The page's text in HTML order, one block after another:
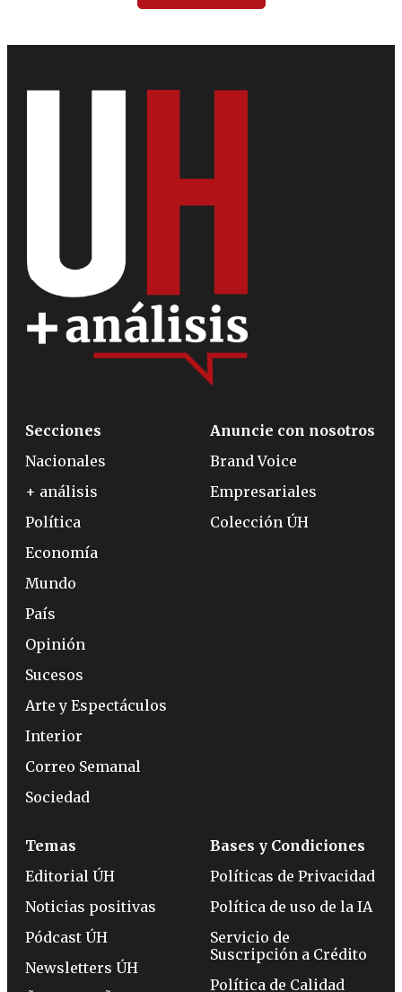
Secciones
Nacionales
+ análisis
Política
Economía
Mundo
País
Opinión
Sucesos
Arte y Espectáculos
Interior
Correo Semanal
Sociedad
Anuncie con nosotros
Brand Voice
Empresariales
Colección ÚH
Temas
Editorial ÚH
Noticias positivas
Pódcast ÚH
Newsletters ÚH
Bases y Condiciones
Políticas de Privacidad
Política de uso de la IA
Servicio de
Suscripción a Crédito
Política de Calidad